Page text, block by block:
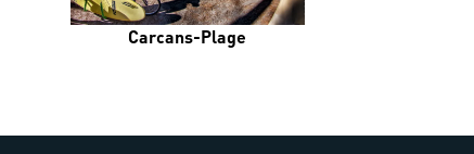
Carcans-Plage